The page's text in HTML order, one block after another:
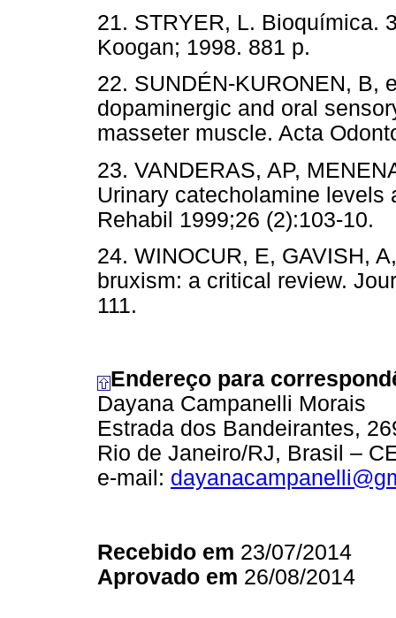
21. STRYER, L. Bioquímica.
Koogan; 1998. 881 p.
22. SUNDÉN-KURONEN, B,
dopaminergic and oral
masseter muscle. Acta
23. VANDERAS, AP,
Urinary catecholamine levels
Rehabil 1999;26 (2):103-10.
24. WINOCUR, E, GAVISH,
bruxism: a critical review.
111.
Endereço para
Dayana Campanelli Morais
Estrada dos Bandeirantes,
Rio de Janeiro/RJ, Brasil –
e-mail:
Recebido em 23/07/2014
Aprovado em 26/08/2014